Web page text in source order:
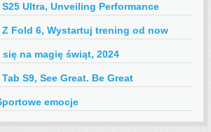
Ultra, Unveiling Performance
Fold 6, Wystartuj trening od now
na magię świąt, 2024
S9, See Great. Be Great
emocje